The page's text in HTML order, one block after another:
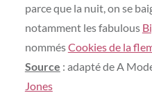
parce que la nuit, on se
notamment les fabulous
nommésCookies de la
Source : adapté de A
Jones